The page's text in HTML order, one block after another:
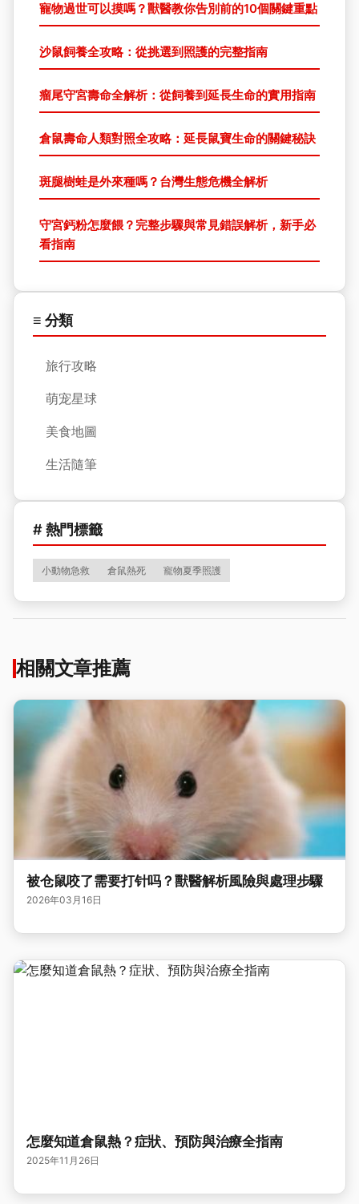
寵物過世可以摸嗎？獸醫教你告別前的10個關鍵重點
沙鼠飼養全攻略：從挑選到照護的完整指南
瘤尾守宮壽命全解析：從飼養到延長生命的實用指南
倉鼠壽命人類對照全攻略：延長鼠寶生命的關鍵秘訣
斑腿樹蛙是外來種嗎？台灣生態危機全解析
守宮鈣粉怎麼餵？完整步驟與常見錯誤解析，新手必
看指南
≡ 分類
旅行攻略
萌宠星球
美食地圖
生活隨筆
# 熱門標籤
小動物急救 倉鼠熱死 寵物夏季照護
相關文章推薦
被仓鼠咬了需要打针吗？獸醫解析風險與處理步驟
2026年03月16日
怎麼知道倉鼠熱？症狀、預防與治療全指南
2025年11月26日